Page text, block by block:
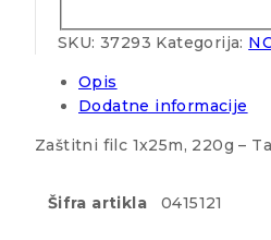
SKU: 37293 Kategorija:
Opis
Dodatne informacije
Zaštitni filc 1x25m, 220g –
Šifra artikla 0415121